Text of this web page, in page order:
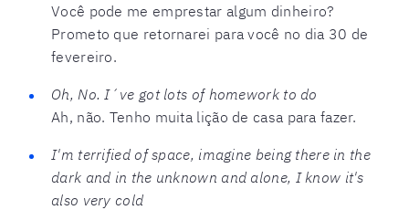
Você pode me emprestar algum dinheiro?
Prometo que retornarei para você no dia 30 de
fevereiro.
Oh, No. I´ve got lots of homework to do
Ah, não. Tenho muita lição de casa para fazer.
I'm terrified of space, imagine being there in the
dark and in the unknown and alone, I know it's
also very cold